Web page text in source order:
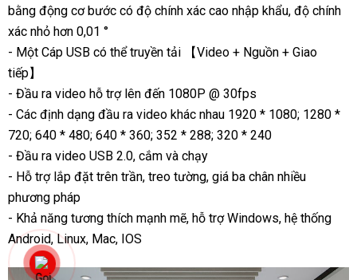
bằng động cơ bước có độ chính xác cao nhập khẩu, độ chính
xác nhỏ hơn 0,01 °
- Một Cáp USB có thể truyền tải 【Video + Nguồn + Giao
tiếp】
- Đầu ra video hỗ trợ lên đến 1080P @ 30fps
- Các định dạng đầu ra video khác nhau 1920 * 1080; 1280 *
720; 640 * 480; 640 * 360; 352 * 288; 320 * 240
- Đầu ra video USB 2.0, cắm và chạy
- Hỗ trợ lắp đặt trên trần, treo tường, giá ba chân nhiều
phương pháp
- Khả năng tương thích mạnh mẽ, hỗ trợ Windows, hệ thống
Android, Linux, Mac, IOS